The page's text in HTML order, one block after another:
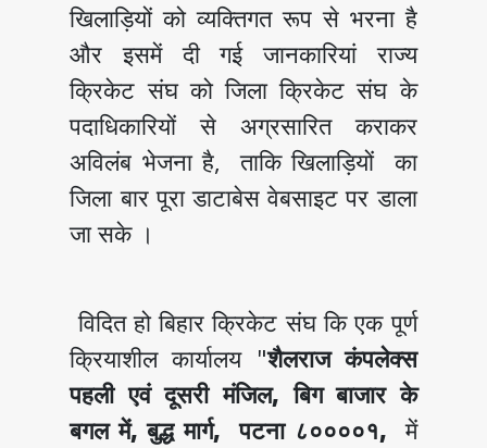
खिलाड़ियों को व्यक्तिगत रूप से भरना है
और इसमें दी गई जानकारियां राज्य
क्रिकेट संघ को जिला क्रिकेट संघ के
पदाधिकारियों से अग्रसारित कराकर
अविलंब भेजना है, ताकि खिलाड़ियों का
जिला बार पूरा डाटाबेस वेबसाइट पर डाला
जा सके ।
विदित हो बिहार क्रिकेट संघ कि एक पूर्ण
क्रियाशील कार्यालय "शैलराज कंपलेक्स
पहली एवं दूसरी मंजिल, बिग बाजार के
बगल में, बुद्ध मार्ग, पटना ८००००१, में